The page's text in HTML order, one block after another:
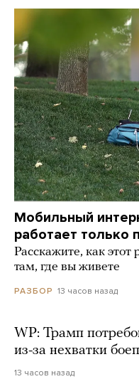
Мобильный
работает только
Расскажите, как
там, где вы живете
РАЗБОР 13 часов назад
WP: Трамп
из-за нехватки
13 часов назад